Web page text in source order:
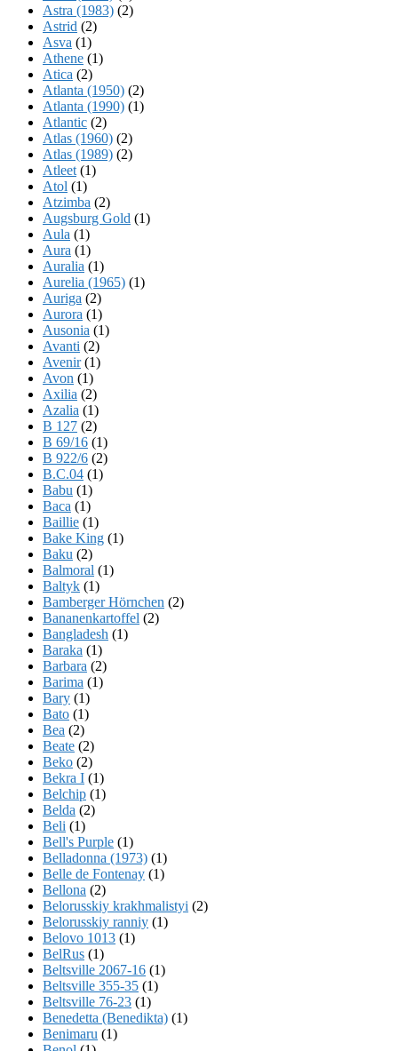
Astra (1983) (2)
Astrid (2)
Asva (1)
Athene (1)
Atica (2)
Atlanta (1950) (2)
Atlanta (1990) (1)
Atlantic (2)
Atlas (1960) (2)
Atlas (1989) (2)
Atleet (1)
Atol (1)
Atzimba (2)
Augsburg Gold (1)
Aula (1)
Aura (1)
Auralia (1)
Aurelia (1965) (1)
Auriga (2)
Aurora (1)
Ausonia (1)
Avanti (2)
Avenir(1)
Avon (1)
Axilia (2)
Azalia (1)
B 127 (2)
B 69/16 (1)
B 922/6 (2)
B.C.04 (1)
Babu (1)
Baca (1)
Baillie (1)
Bake King (1)
Baku (2)
Balmoral (1)
Baltyk (1)
Bamberger Hörnchen (2)
Bananenkartoffel (2)
Bangladesh (1)
Baraka (1)
Barbara (2)
Barima (1)
Bary (1)
Bato (1)
Bea (2)
Beate (2)
Beko (2)
Bekra I (1)
Belchip (1)
Belda (2)
Beli (1)
Bell's Purple (1)
Belladonna (1973) (1)
Belle de Fontenay (1)
Bellona (2)
Belorusskiy krakhmalistyi (2)
Belorusskiy ranniy (1)
Belovo 1013 (1)
BelRus (1)
Beltsville 2067-16 (1)
Beltsville 355-35 (1)
Beltsville 76-23 (1)
Benedetta (Benedikta) (1)
Benimaru (1)